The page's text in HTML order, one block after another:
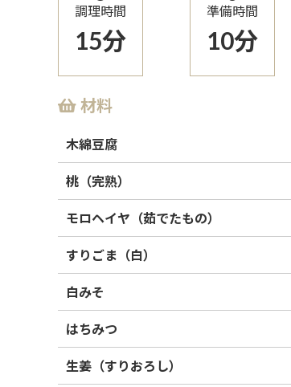
調理時間
15分
準備時間
10分
材料
木綿豆腐
桃（完熟）
モロヘイヤ（茹でたもの）
すりごま（白）
白みそ
はちみつ
生姜（すりおろし）